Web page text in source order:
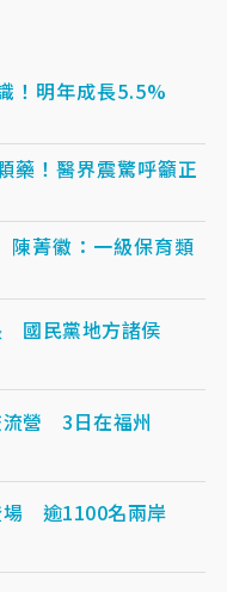
！明年成長5.5%
藥！醫界震驚呼籲正
菁徽：一級保育類
國民黨地方諸侯
流營 3日在福州
場 逾1100名兩岸